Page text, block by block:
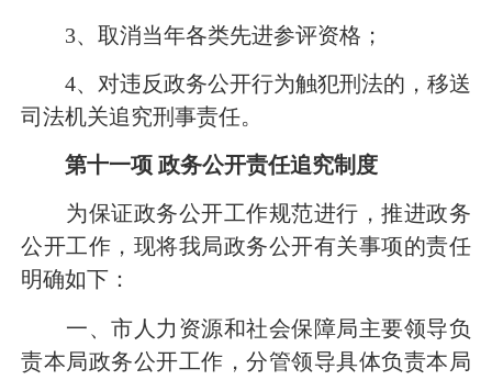
3、取消当年各类先进参评资格；
4、对违反政务公开行为触犯刑法的，移送
司法机关追究刑事责任。
第十一项 政务公开责任追究制度
为保证政务公开工作规范进行，推进政务
公开工作，现将我局政务公开有关事项的责任
明确如下：
一、市人力资源和社会保障局主要领导负
责本局政务公开工作，分管领导具体负责本局